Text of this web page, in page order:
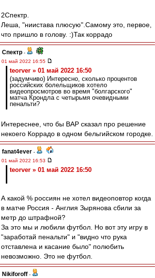
2Спектр.
Леша, "ниистава плюсую".Самому это, первое,
что пришло в голову. :)Так коррадо
Спектр -
01 май 2022 16:55
teorver » 01 май 2022 16:50
(задумчиво) Интересно, сколько процентов
российских болельщиков хотело
видеопросмотров во время "болгарского"
матча Крондла с четырьмя очевидными
пенальти?
Интереснее, что бы ВАР сказал про решение
некоего Коррадо в одном бельгийском городке.
fanat4ever -
01 май 2022 16:53
teorver » 01 май 2022 16:50
А какой % россиян не хотел видеоповтор когда
в матче Россия - Англия Зырянова сбили за
метр до штрафной?
За это мы и любили футбол. Но вот эту игру в
"заработай пенальти" и "видно что рука
отставлена и касание было" полюбить
невозможно. Это не футбол.
Nikiforoff -